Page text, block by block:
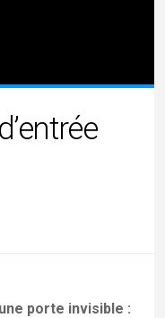
une porte invisible :